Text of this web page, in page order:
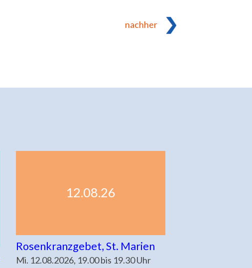
nachher
12.08.26
Rosenkranzgebet, St. Marien
Mi. 12.08.2026, 19.00 bis 19.30 Uhr